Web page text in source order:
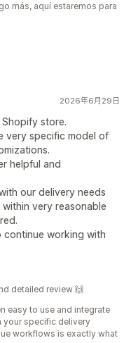
más, aquí estaremos para
2026年6月29日
store.
very specific model of
helpful and
our delivery needs
very reasonable
continue working with
detailed review 🙌
easy to use and integrate
your specific delivery
workflows is exactly what